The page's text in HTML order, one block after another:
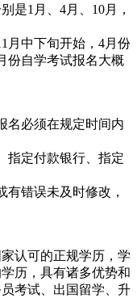
是1月、4月、10月，
月中下旬开始，4月份
份自学考试报名大概
名必须在规定时间内
指定付款银行、指定
错误未及时修改，
认可的正规学历，学
历，具有诸多优势和
考试、出国留学、升